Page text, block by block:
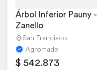
Árbol Inferior Pauny -
Zanello
San Francisco
Agromade
$ 542.873